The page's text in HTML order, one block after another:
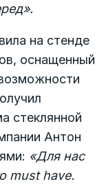
на стенде
оснащенный
стеклянной
Антон
«Для нас
must have.